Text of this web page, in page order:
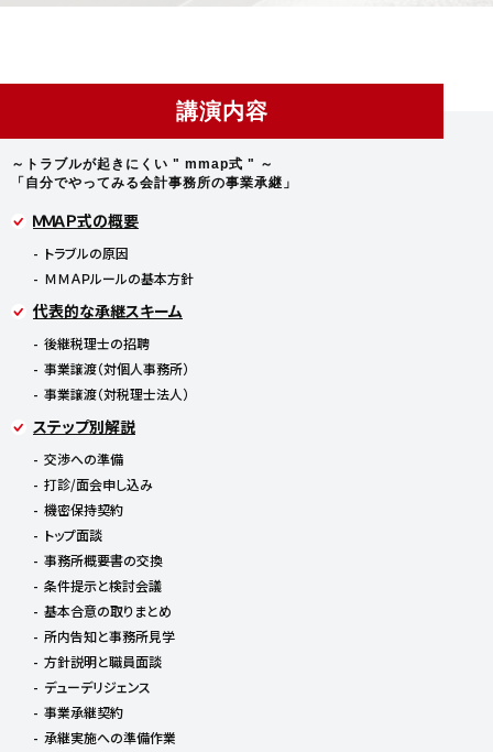
講演内容
～トラブルが起きにくい " mmap式 " ～
「自分でやってみる会計事務所の事業承継」
ＭＭＡＰ式の概要
トラブルの原因
ＭＭＡＰルールの基本方針
代表的な承継スキーム
後継税理士の招聘
事業譲渡（対個人事務所）
事業譲渡（対税理士法人）
ステップ別解説
交渉への準備
打診/面会申し込み
機密保持契約
トップ面談
事務所概要書の交換
条件提示と検討会議
基本合意の取りまとめ
所内告知と事務所見学
方針説明と職員面談
デューデリジェンス
事業承継契約
承継実施への準備作業